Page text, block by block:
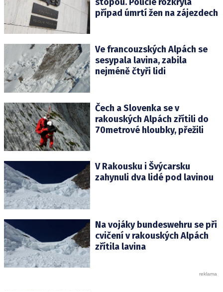
případ úmrtí žen na zájezdech
Ve francouzských Alpách se
sesypala lavina, zabila
nejméně čtyři lidi
Čech a Slovenka se v
rakouských Alpách zřítili do
70metrové hloubky, přežili
V Rakousku i Švýcarsku
zahynuli dva lidé pod lavinou
Na vojáky bundeswehru se při
cvičení v rakouských Alpách
zřítila lavina